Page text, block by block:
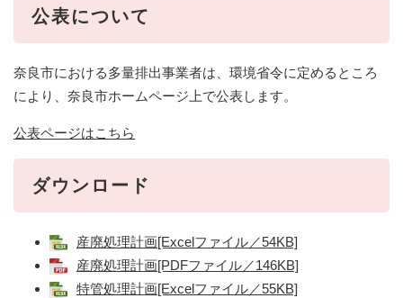
公表について
奈良市における多量排出事業者は、環境省令に定めるところ
により、奈良市ホームページ上で公表します。
公表ページはこちら
ダウンロード
産廃処理計画[Excelファイル／54KB]
産廃処理計画[PDFファイル／146KB]
特管処理計画[Excelファイル／55KB]